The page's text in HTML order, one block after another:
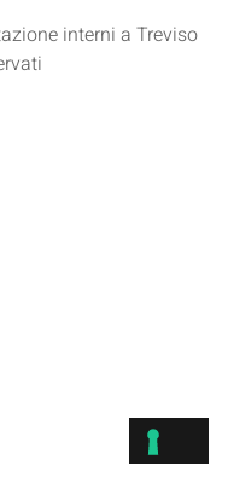
interni a Treviso